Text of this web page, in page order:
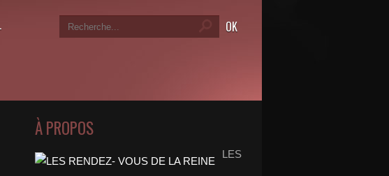
À PROPOS
LES